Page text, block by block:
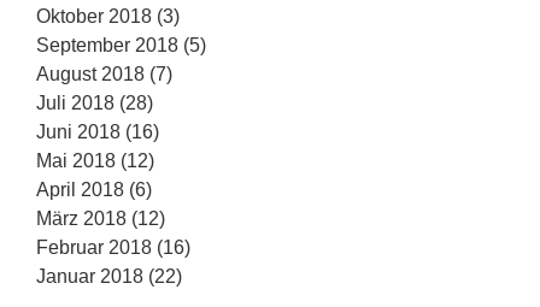
Oktober 2018 (3)
September 2018 (5)
August 2018 (7)
Juli 2018 (28)
Juni 2018 (16)
Mai 2018 (12)
April 2018 (6)
März 2018 (12)
Februar 2018 (16)
Januar 2018 (22)